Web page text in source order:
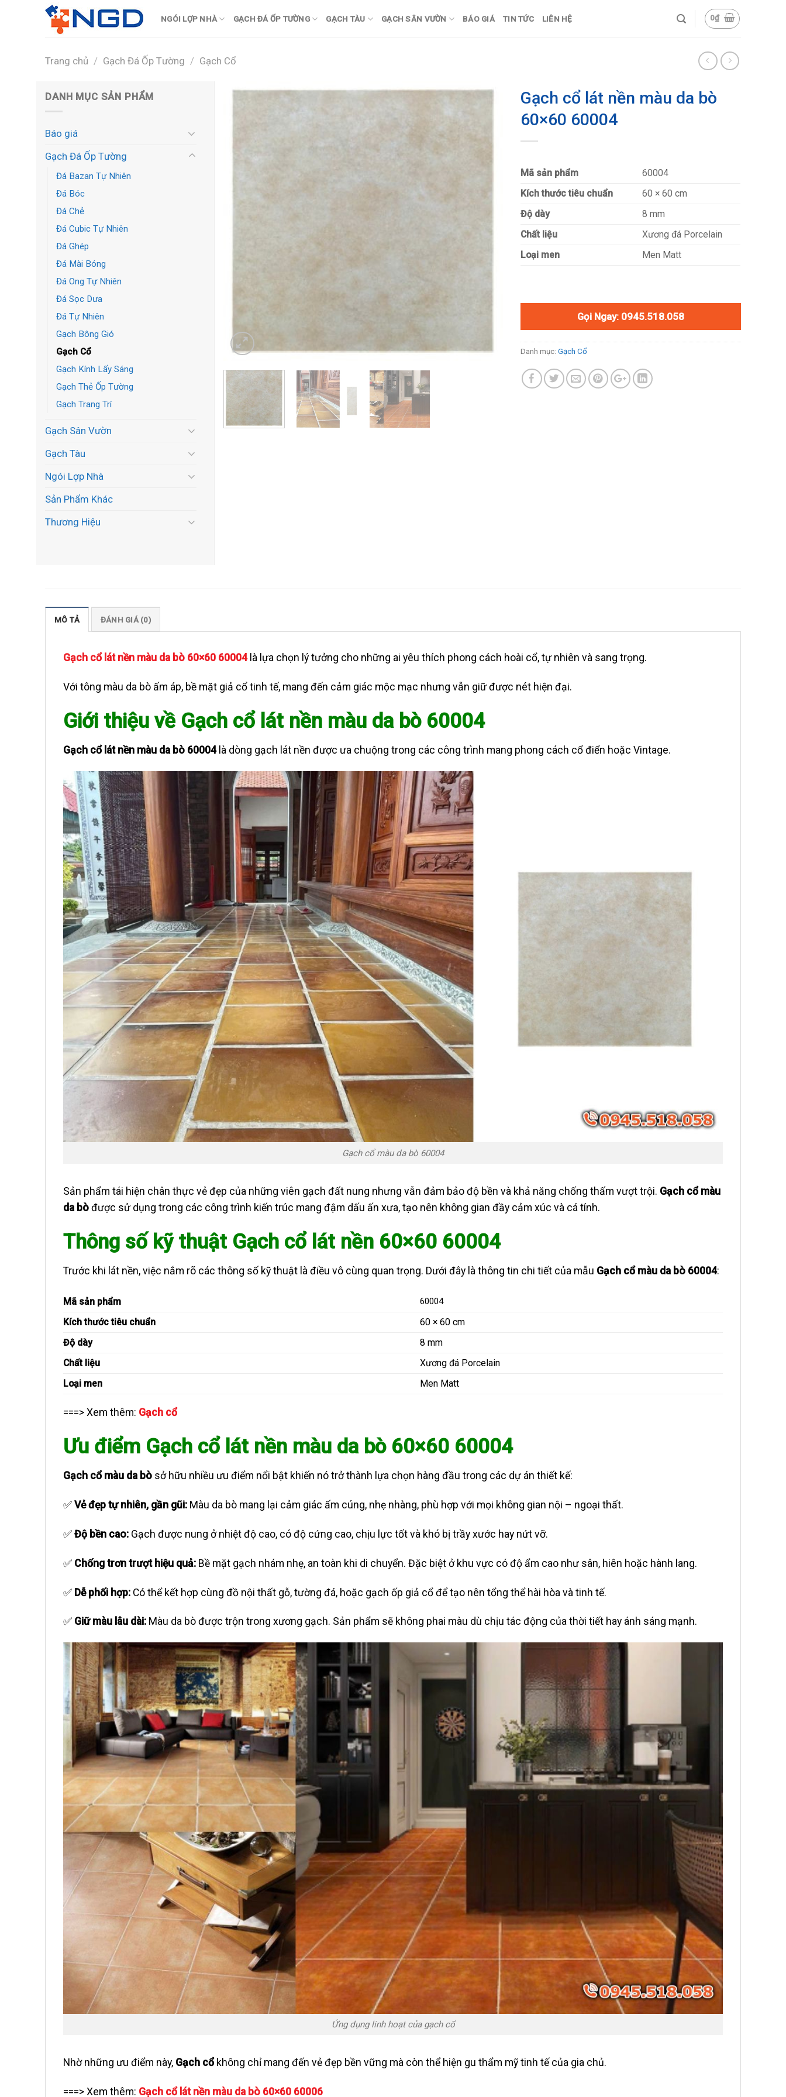
NGÓI LỢP NHÀ GẠCH ĐÁ ỐP TƯỜNG GẠCH TÀU GẠCH SÂN VƯỜN BÁO GIÁ TIN TỨC LIÊN HỆ 0₫
Trang chủ / Gạch Đá Ốp Tường / Gạch Cổ
Gạch cổ lát nền màu da bò
60×60 60004
Mã sản phẩm
60004
Kích thước tiêu chuẩn
60 × 60 cm
Độ dày
8 mm
Chất liệu
Xương đá Porcelain
Loại men
Men Matt
Gọi Ngay: 0945.518.058
Danh mục:Gạch Cổ
DANH MỤC SẢN PHẨM
Báo giá
Gạch Đá Ốp Tường
Đá Bazan Tự Nhiên
Đá Bóc
Đá Chẻ
Đá Cubic Tự Nhiên
Đá Ghép
Đá Mài Bóng
Đá Ong Tự Nhiên
Đá Sọc Dưa
Đá Tự Nhiên
Gạch Bông Gió
Gạch Cổ
Gạch Kính Lấy Sáng
Gạch Thẻ Ốp Tường
Gạch Trang Trí
Gạch Sân Vườn
Gạch Tàu
Ngói Lợp Nhà
Sản Phẩm Khác
Thương Hiệu
MÔ TẢ ĐÁNH GIÁ (0)
Gạch cổ lát nền màu da bò 60×60 60004là lựa chọn lý tưởng cho những ai yêu thích phong cách hoài cổ, tự nhiên và sang trọng.
Với tông màu da bò ấm áp, bề mặt giả cổ tinh tế, mang đến cảm giác mộc mạc nhưng vẫn giữ được nét hiện đại.
Giới thiệu về Gạch cổ lát nền màu da bò 60004
Gạch cổ lát nền màu da bò 60004là dòng gạch lát nền được ưa chuộng trong các công trình mang phong cách cổ điển hoặc Vintage.
Gạch cổ màu da bò 60004
Sản phẩm tái hiện chân thực vẻ đẹp của những viên gạch đất nung nhưng vẫn đảm bảo độ bền và khả năng chống thấm vượt trội. Gạch cổ màu
da bò được sử dụng trong các công trình kiến trúc mang đậm dấu ấn xưa, tạo nên không gian đầy cảm xúc và cá tính.
Thông số kỹ thuật Gạch cổ lát nền 60×60 60004
Trước khi lát nền, việc nắm rõ các thông số kỹ thuật là điều vô cùng quan trọng. Dưới đây là thông tin chi tiết của mẫu Gạch cổ màu da bò 60004:
Mã sản phẩm 60004
Kích thước tiêu chuẩn
60 × 60 cm
Độ dày
8 mm
Chất liệu
Xương đá Porcelain
Loại men
Men Matt
===> Xem thêm: Gạch cổ
Ưu điểm Gạch cổ lát nền màu da bò 60×60 60004
Gạch cổ màu da bò sở hữu nhiều ưu điểm nổi bật khiến nó trở thành lựa chọn hàng đầu trong các dự án thiết kế:
✅ Vẻ đẹp tự nhiên, gần gũi: Màu da bò mang lại cảm giác ấm cúng, nhẹ nhàng, phù hợp với mọi không gian nội – ngoại thất.
✅ Độ bền cao: Gạch được nung ở nhiệt độ cao, có độ cứng cao, chịu lực tốt và khó bị trầy xước hay nứt vỡ.
✅ Chống trơn trượt hiệu quả: Bề mặt gạch nhám nhẹ, an toàn khi di chuyển. Đặc biệt ở khu vực có độ ẩm cao như sân, hiên hoặc hành lang.
✅ Dễ phối hợp: Có thể kết hợp cùng đồ nội thất gỗ, tường đá, hoặc gạch ốp giả cổ để tạo nên tổng thể hài hòa và tinh tế.
✅ Giữ màu lâu dài: Màu da bò được trộn trong xương gạch. Sản phẩm sẽ không phai màu dù chịu tác động của thời tiết hay ánh sáng mạnh.
Ứng dụng linh hoạt của gạch cổ
Nhờ những ưu điểm này, Gạch cổ không chỉ mang đến vẻ đẹp bền vững mà còn thể hiện gu thẩm mỹ tinh tế của gia chủ.
===> Xem thêm: Gạch cổ lát nền màu da bò 60×60 60006